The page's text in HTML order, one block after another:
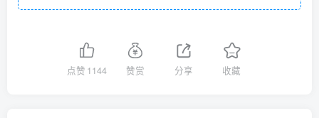
点赞 1144 赞赏 分享 收藏